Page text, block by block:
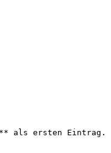
als ersten Eintrag.